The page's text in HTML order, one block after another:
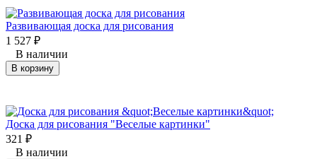
Развивающая доска для рисования
1 527 ₽
В наличии
В корзину
Доска для рисования "Веселые картинки"
321 ₽
В наличии